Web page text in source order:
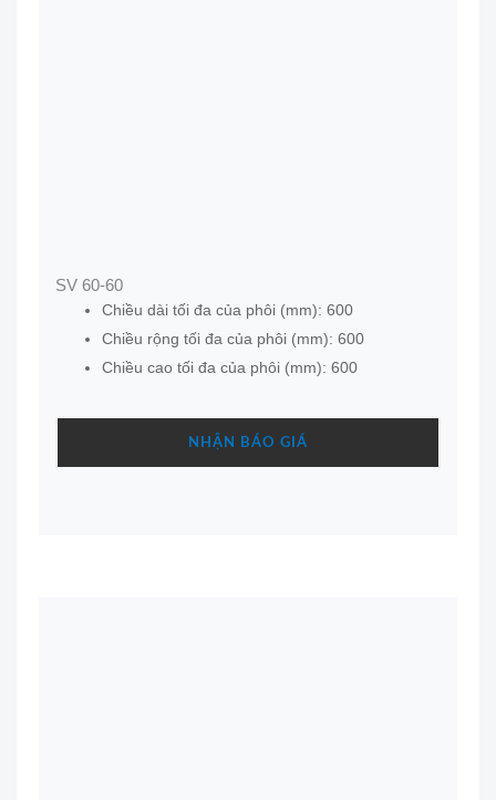
SV 60-60
Chiều dài tối đa của phôi (mm): 600
Chiều rộng tối đa của phôi (mm): 600
Chiều cao tối đa của phôi (mm): 600
NHẬN BÁO GIÁ